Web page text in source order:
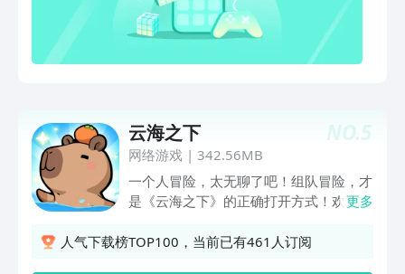
NO.5
云海之下
网络游戏| 342.56MB
一个人冒险，太无聊了吧！组队冒险，才
是《云海之下》的正确打开方式！欢迎来
队 MMO，你将与伙伴们一起穿越特色的
更多
人气下载榜TOP100，当前已有461人订阅